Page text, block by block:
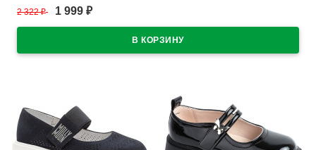
В наличии
2 322₽ 1 999 ₽